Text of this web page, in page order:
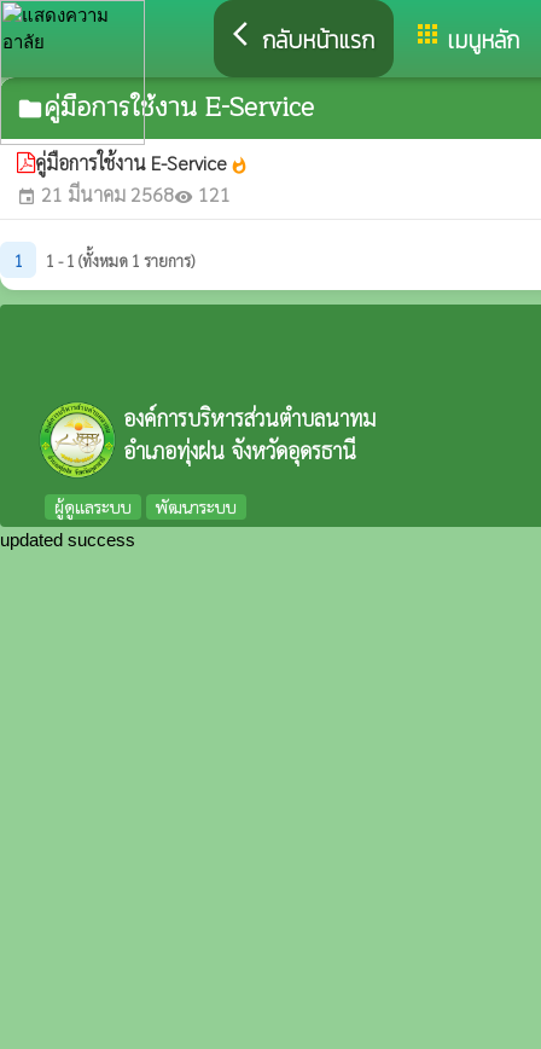
arrow_back_ios กลับหน้าแรก apps เมนูหลัก
folderคู่มือการใช้งาน E-Service
คู่มือการใช้งาน E-Service whatshot
event 21 มีนาคม 2568visibility 121
1 1 - 1 (ทั้งหมด 1 รายการ)
องค์การบริหารส่วนตำบลนาทม
อำเภอทุ่งฝน จังหวัดอุดรธานี
ผู้ดูแลระบบ พัฒนาระบบ
updated success